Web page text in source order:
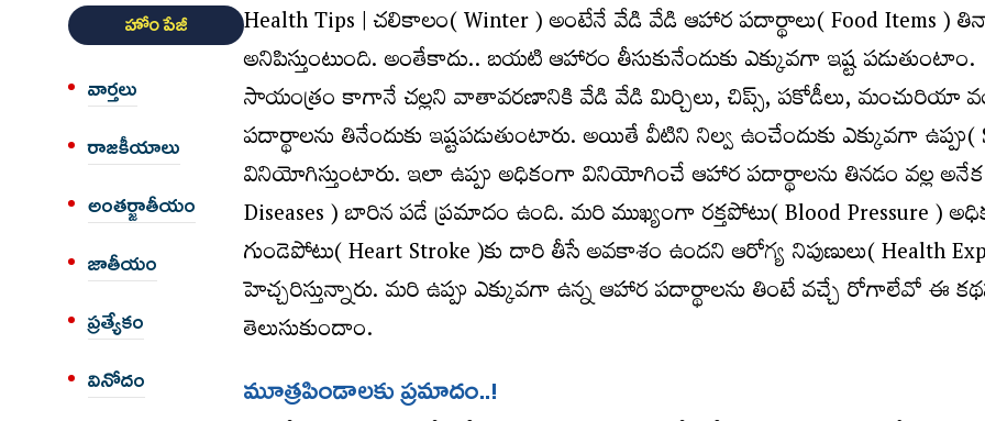
హోం పేజీ
వార్త‌లు
రాజకీయాలు
అంత‌ర్జాతీయం
జాతీయం
ప్రత్యేకం
వినోదం
Health Tips | చ‌లికాలం( Winter ) అంటేనే వేడి వేడి ఆహార ప‌దార్థాలు( Food Items )
అనిపిస్తుంటుంది. అంతేకాదు.. బ‌య‌టి ఆహారం తీసుకునేందుకు ఎక్కువ‌గా ఇష్ట ప‌డుతుంటాం.
సాయంత్రం కాగానే చ‌ల్లని వాతావ‌రణానికి వేడి వేడి మిర్చిలు, చిప్స్, ప‌కోడీలు, మంచురియా
ప‌దార్థాల‌ను తినేందుకు ఇష్ట‌ప‌డుతుంటారు. అయితే వీటిని నిల్వ ఉంచేందుకు ఎక్కువ‌గా ఉప్పు(
వినియోగిస్తుంటారు. ఇలా ఉప్పు అధికంగా వినియోగించే ఆహార ప‌దార్థాల‌ను తిన‌డం వ‌ల్ల
Diseases ) బారిన ప‌డే ప్ర‌మాదం ఉంది. మరి ముఖ్యంగా ర‌క్త‌పోటు( Blood Pressure )
గుండెపోటు( Heart Stroke )కు దారి తీసే అవ‌కాశం ఉంద‌ని ఆరోగ్య నిపుణులు( Health
హెచ్చ‌రిస్తున్నారు. మ‌రి ఉప్పు ఎక్కువ‌గా ఉన్న ఆహార ప‌దార్థాల‌ను తింటే వ‌చ్చే రోగాలేవో ఈ
తెలుసుకుందాం.
మూత్రపిండాల‌కు ప్ర‌మాదం..!